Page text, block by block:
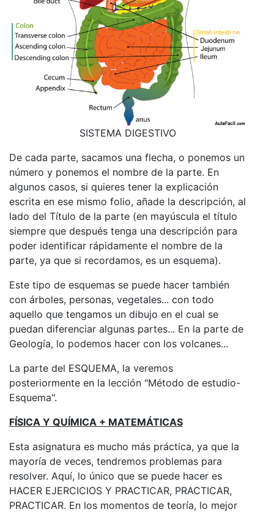
SISTEMA DIGESTIVO
De cada parte, sacamos una flecha, o ponemos un
número y ponemos el nombre de la parte. En
algunos casos, si quieres tener la explicación
escrita en ese mismo folio, añade la descripción, al
lado del Título de la parte (en mayúscula el título
siempre que después tenga una descripción para
poder identificar rápidamente el nombre de la
parte, ya que si recordamos, es un esquema).
Este tipo de esquemas se puede hacer también
con árboles, personas, vegetales... con todo
aquello que tengamos un dibujo en el cual se
puedan diferenciar algunas partes... En la parte de
Geología, lo podemos hacer con los volcanes...
La parte del ESQUEMA, la veremos
posteriormente en la lección "Método de estudio-
Esquema".
FÍSICA Y QUÍMICA + MATEMÁTICAS
Esta asignatura es mucho más práctica, ya que la
mayoría de veces, tendremos problemas para
resolver. Aquí, lo único que se puede hacer es
HACER EJERCICIOS Y PRACTICAR, PRACTICAR,
PRACTICAR. En los momentos de teoría, lo mejor